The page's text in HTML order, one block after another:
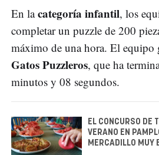
En lacategoría infantil, los
completar un puzzle de 200
máximo de una hora. El equipo
Gatos Puzzleros, que ha
minutos y 08 segundos.
EL CONCURSO DE
VERANO EN
MERCADILLO MUY